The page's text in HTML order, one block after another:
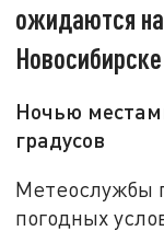
ожидаются
Новосибирске
Ночью
градусов
Метеослужбы
погодных